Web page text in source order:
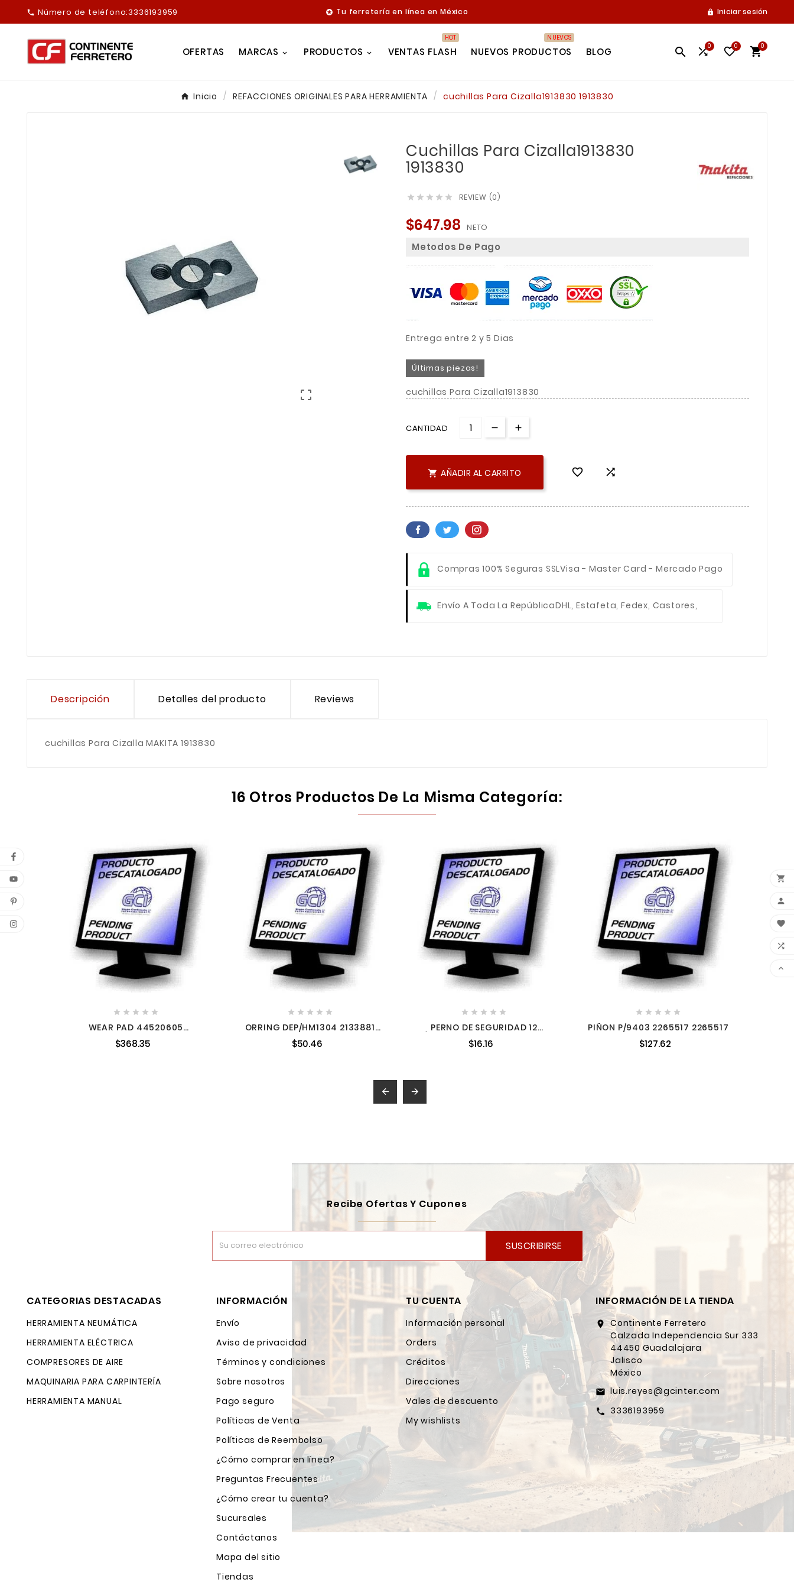
 Número de teléfono:3336193959  Tu ferretería en línea en México  Iniciar sesión
OFERTAS MARCAS PRODUCTOS VENTAS FLASH
HOT
NUEVOS PRODUCTOS
NUEVOS
BLOG  0 0 0
Inicio REFACCIONES ORIGINALES PARA HERRAMIENTA cuchillas Para Cizalla1913830 1913830

Cuchillas Para Cizalla1913830
1913830
     REVIEW (0)
$647.98 NETO
Metodos De Pago
Entrega entre 2 y 5 Dias
Últimas piezas!
cuchillas Para Cizalla1913830
CANTIDAD
 AÑADIR AL CARRITO  
Compras 100% Seguras SSLVisa - Master Card - Mercado Pago
Envío A Toda La RepúblicaDHL, Estafeta, Fedex, Castores,
Descripción Detalles del producto Reviews
cuchillas Para Cizalla MAKITA 1913830
16 Otros Productos De La Misma Categoría:
    
WEAR PAD 44520605
$368.35
    
ORRING DEP/HM1304 2133881
2133881
$50.46
    
PERNO DE SEGURIDAD 12
P/GA9050R 2565165 2565165
$16.16
    
PIÑON P/9403 2265517 2265517
$127.62
 
Recibe Ofertas Y Cupones
SUSCRIBIRSE
CATEGORIAS DESTACADAS
HERRAMIENTA NEUMÁTICA
HERRAMIENTA ELÉCTRICA
COMPRESORES DE AIRE
MAQUINARIA PARA CARPINTERÍA
HERRAMIENTA MANUAL
INFORMACIÓN
Envío
Aviso de privacidad
Términos y condiciones
Sobre nosotros
Pago seguro
Políticas de Venta
Políticas de Reembolso
¿Cómo comprar en línea?
Preguntas Frecuentes
¿Cómo crear tu cuenta?
Sucursales
Contáctanos
Mapa del sitio
Tiendas
TU CUENTA
Información personal
Orders
Créditos
Direcciones
Vales de descuento
My wishlists
INFORMACIÓN DE LA TIENDA
location_on Continente Ferretero
Calzada Independencia Sur 333
44450 Guadalajara
Jalisco
México
email luis.reyes@gcinter.com
call 3336193959




